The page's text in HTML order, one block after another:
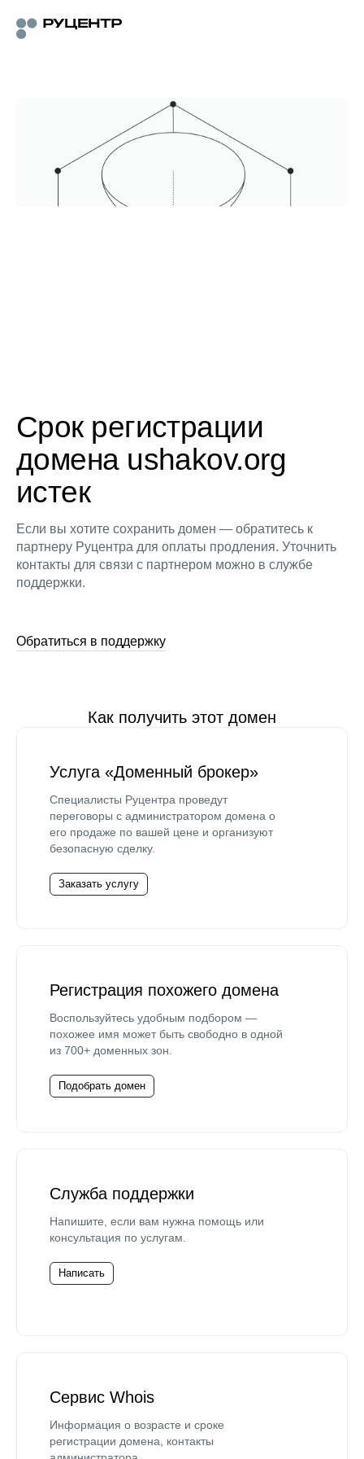
Срок регистрации
домена ushakov.org
истек
Если вы хотите сохранить домен — обратитесь к
партнеру Руцентра для оплаты продления. Уточнить
контакты для связи с партнером можно в службе
поддержки.
Обратиться в поддержку
Как получить этот домен
Услуга «Доменный брокер»
Специалисты Руцентра проведут
переговоры с администратором домена о
его продаже по вашей цене и организуют
безопасную сделку.
Заказать услугу
Регистрация похожего домена
Воспользуйтесь удобным подбором —
похожее имя может быть свободно в одной
из 700+ доменных зон.
Подобрать домен
Служба поддержки
Напишите, если вам нужна помощь или
консультация по услугам.
Написать
Сервис Whois
Информация о возрасте и сроке
регистрации домена, контакты